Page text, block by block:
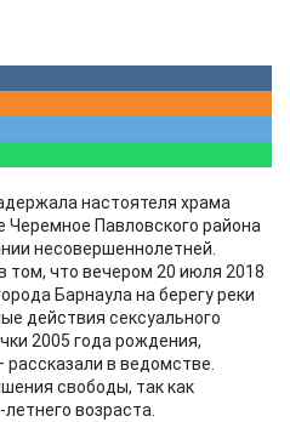
настоятеля храма
Черемное Павловского района
несовершеннолетней.
том, что вечером 20 июля 2018
Барнаула на берегу реки
действия сексуального
2005 года рождения,
в ведомстве.
свободы, так как
возраста.